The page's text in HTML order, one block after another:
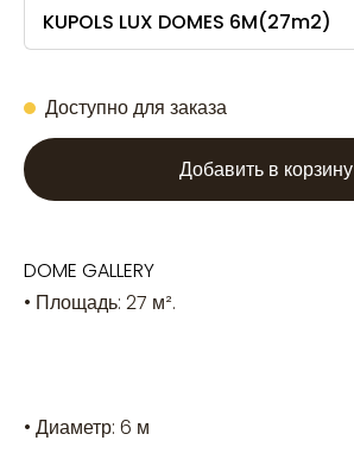
Доступно для заказа
Добавить в корзину
DOME GALLERY
• Площадь: 27 м².
• Диаметр: 6 м